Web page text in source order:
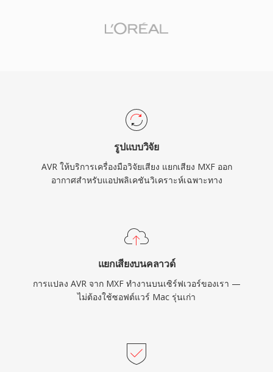
รูปแบบวิจัย
AVR ให้บริการเครื่องมือวิจัยเสียง แยกเสียง MXF ออก
อากาศสำหรับแอปพลิเคชันวิเคราะห์เฉพาะทาง
แยกเสียงบนคลาวด์
การแปลง AVR จาก MXF ทำงานบนเซิร์ฟเวอร์ของเรา —
ไม่ต้องใช้ซอฟต์แวร์ Mac รุ่นเก่า